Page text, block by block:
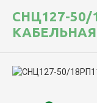
СНЦ127-50/
КАБЕЛЬНАЯ